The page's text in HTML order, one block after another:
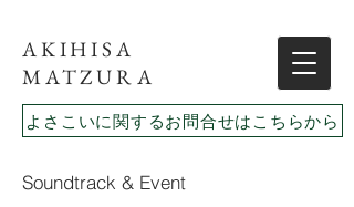
AKIHISA
MATZURA
よさこいに関するお問合せはこちらから
Soundtrack & Event